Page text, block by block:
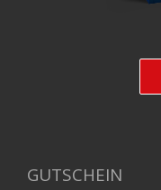
GUTSCHEIN